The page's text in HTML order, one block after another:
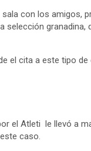
con los amigos,
el cita a este tipo
el Atleti le llevó a
caso.